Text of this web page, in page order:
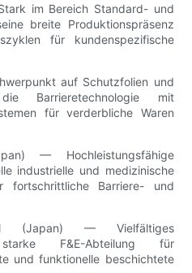
im Bereich Standard- und
breite Produktionspräsenz
für kundenspezifische
auf Schutzfolien und
Barrieretechnologie mit
für verderbliche Waren
— Hochleistungsfähige
industrielle und medizinische
fortschrittliche Barriere- und
(Japan) — Vielfältiges
F&E-Abteilung für
und funktionelle beschichtete